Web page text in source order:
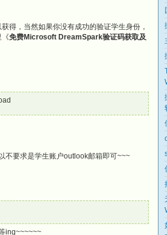
得，当然如果你没有成功的验证学生身份，
免费Microsoft DreamSpark验证码获取及
不要求是学生账户outlook邮箱即可~~~
ing~~~~~~